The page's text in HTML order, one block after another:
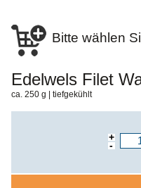
Fix
WURSTTORTE
Hundefutter
nass
Bitte wählen
Edelwels Filet
ca. 250 g | tiefgekühlt
+
-